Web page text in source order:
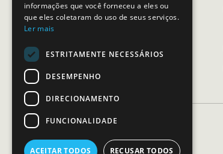
Favoritos
As Lojas MCS
Sobre Nós
Guia de Tamanhos
informações que você forneceu a eles ou
que eles coletaram do uso de seus serviços.
Ler mais
ESTRITAMENTE NECESSÁRIOS
DESEMPENHO
DIRECIONAMENTO
FUNCIONALIDADE
ACEITAR TODOS RECUSAR TODOS